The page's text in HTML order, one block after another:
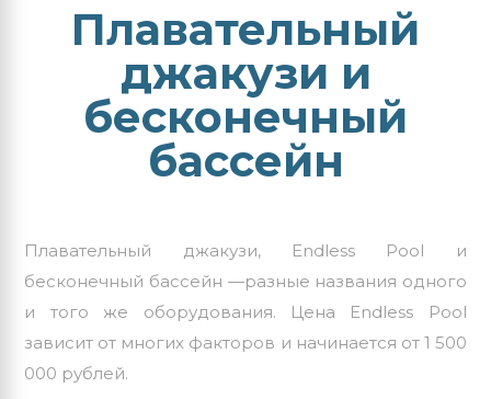
Плавательный
джакузи и
бесконечный
бассейн
Плавательный джакузи, Endless Pool и
бесконечный бассейн —разные названия одного
и того же оборудования. Цена Endless Pool
зависит от многих факторов и начинается от 1 500
000 рублей.